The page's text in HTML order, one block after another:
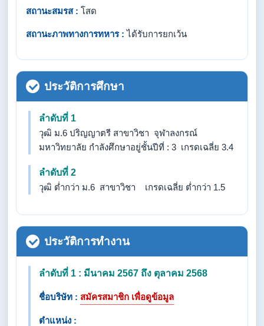
สถานะสมรส : โสด
สถานะภาพทางการทหาร : ได้รับการยกเว้น
ประวัติการศึกษา
ลำดับที่ 1
วุฒิ ม.6 ปริญญาตรี สาขาวิชา จุฬาลงกรณ์
มหาวิทยาลัย กำลังศึกษาอยู่ชั้นปีที่ : 3 เกรดเฉลี่ย 3.4
ลำดับที่ 2
วุฒิ ต่ำกว่า ม.6 สาขาวิชา เกรดเฉลี่ย ต่ำกว่า 1.5
ประวัติการทำงาน
ลำดับที่ 1 : มีนาคม 2567 ถึง ตุลาคม 2568
ชื่อบริษัท : สมัครสมาชิก เพื่อดูข้อมูล
ตำแหน่ง :